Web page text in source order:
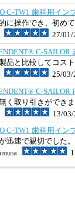
C-TW1 歯科用イン
に操作でき、初め
27/01/
C-SAILOR
品と比較してコス
25/03/
C-SAILOR
く取り引きができ
13/
C-TW1 歯科用イン
迅速で親切でした